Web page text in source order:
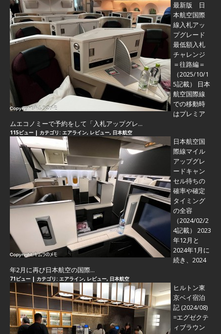
最新版 日
本航空国際
線入札アッ
プグレード
最低額入札
チャレンジ
＝往路編＝
（2025/10/1
5記載） 日本
航空国際線
での移動時
はプレミア
ムエコノミーで予約をして「入札アップグレ...
115ビュー | カテゴリ: エアライン, レビュー, 日本航空
日本航空国
際線マイル
アップグレ
ードキャン
セル待ちの
確率や確定
タイミング
の全容
（2024/02/2
4記載） 2023
年12月と
2024年1月に
続き、2024
年2月に再び日本航空の国際...
71ビュー | カテゴリ: エアライン, レビュー, 日本航空
ヒルトン東
京ベイ宿泊
記 (2024/08)
=エグゼクテ
ィブラウン